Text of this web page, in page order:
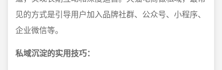
见的方式是引导用户加入品牌社群、公众号、小程序、
企业微信等。
私域沉淀的实用技巧：